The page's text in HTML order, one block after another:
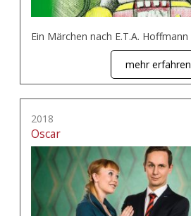
Ein Märchen nach E.T.A. Hoffmann
mehr erfahren
2018
Oscar